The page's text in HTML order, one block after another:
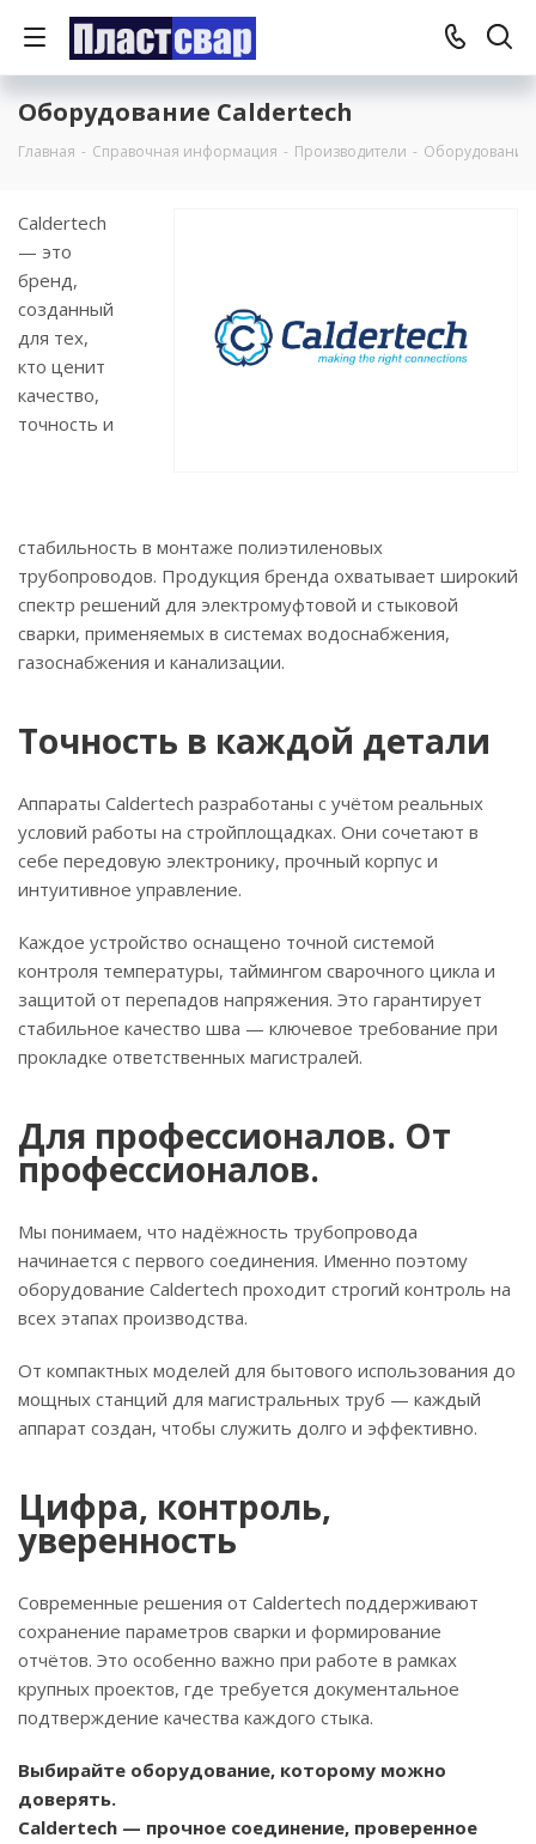
Оборудование Caldertech
Главная - Справочная информация - Производители - Оборудование
Caldertech
— это
бренд,
созданный
для тех,
кто ценит
качество,
точность и
стабильность в монтаже полиэтиленовых
трубопроводов. Продукция бренда охватывает широкий
спектр решений для электромуфтовой и стыковой
сварки, применяемых в системах водоснабжения,
газоснабжения и канализации.
Точность в каждой детали
Аппараты Caldertech разработаны с учётом реальных
условий работы на стройплощадках. Они сочетают в
себе передовую электронику, прочный корпус и
интуитивное управление.
Каждое устройство оснащено точной системой
контроля температуры, таймингом сварочного цикла и
защитой от перепадов напряжения. Это гарантирует
стабильное качество шва — ключевое требование при
прокладке ответственных магистралей.
Для профессионалов. От
профессионалов.
Мы понимаем, что надёжность трубопровода
начинается с первого соединения. Именно поэтому
оборудование Caldertech проходит строгий контроль на
всех этапах производства.
От компактных моделей для бытового использования до
мощных станций для магистральных труб — каждый
аппарат создан, чтобы служить долго и эффективно.
Цифра, контроль,
уверенность
Современные решения от Caldertech поддерживают
сохранение параметров сварки и формирование
отчётов. Это особенно важно при работе в рамках
крупных проектов, где требуется документальное
подтверждение качества каждого стыка.
Выбирайте оборудование, которому можно
доверять.
Caldertech — прочное соединение, проверенное